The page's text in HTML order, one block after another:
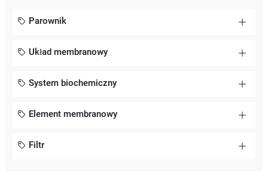
Parownik
Układ membranowy
System biochemiczny
Element membranowy
Filtr